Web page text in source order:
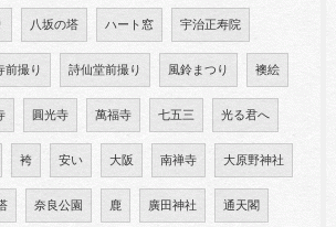
八坂の塔 ハート窓 宇治正寿院
前撮り 詩仙堂前撮り 風鈴まつり 襖絵
圓光寺 萬福寺 七五三 光る君へ
袴 安い 大阪 南禅寺 大原野神社
奈良公園 鹿 廣田神社 通天閣